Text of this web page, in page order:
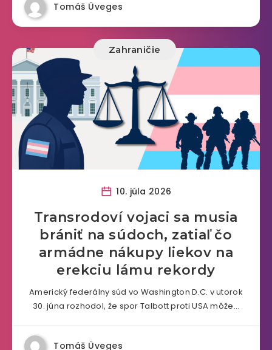
Tomáš Üveges
Zahraničie
10. júla 2026
Transrodoví vojaci sa musia
brániť na súdoch, zatiaľ čo
armádne nákupy liekov na
erekciu lámu rekordy
Americký federálny súd vo Washington D.C. v utorok
30. júna rozhodol, že spor Talbott proti USA môže…
Tomáš Üveges